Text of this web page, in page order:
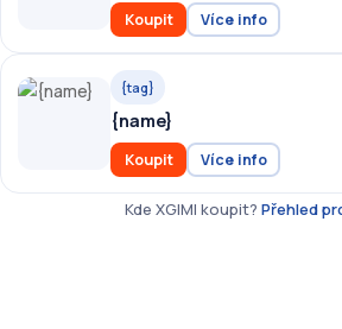
Koupit Více info
{tag}
{name}
Koupit Více info
Kde XGIMI koupit? Přehled